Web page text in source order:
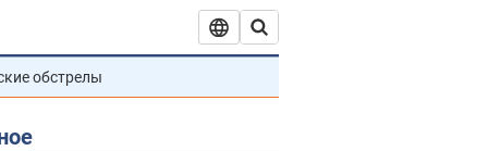
обстрелы